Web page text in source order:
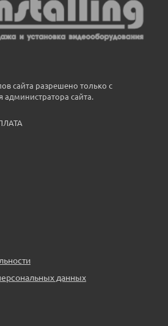
сайта разрешено только с
сайта.
данных